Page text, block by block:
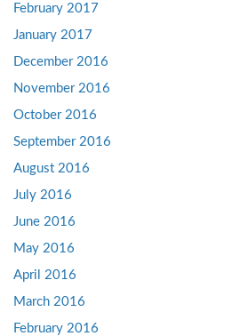
February 2017
January 2017
December 2016
November 2016
October 2016
September 2016
August 2016
July 2016
June 2016
May 2016
April 2016
March 2016
February 2016